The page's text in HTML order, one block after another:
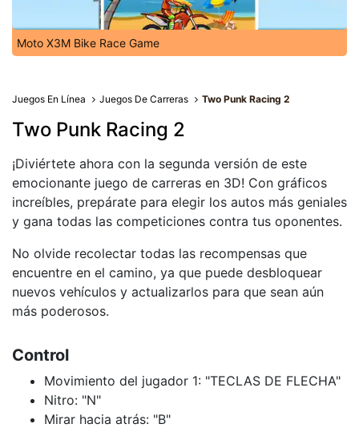
Moto X3M Bike Race Game
Juegos En Línea Juegos De Carreras Two Punk Racing 2
Two Punk Racing 2
¡Diviértete ahora con la segunda versión de este
emocionante juego de carreras en 3D! Con gráficos
increíbles, prepárate para elegir los autos más geniales
y gana todas las competiciones contra tus oponentes.
No olvide recolectar todas las recompensas que
encuentre en el camino, ya que puede desbloquear
nuevos vehículos y actualizarlos para que sean aún
más poderosos.
Control
Movimiento del jugador 1: "TECLAS DE FLECHA"
Nitro: "N"
Mirar hacia atrás: "B"